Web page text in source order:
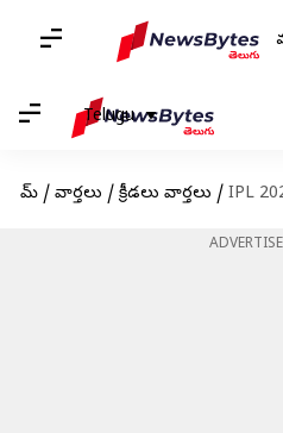
Telugu
హోమ్ / వార్తలు / క్రీడలు వార్తలు / IPL 2024